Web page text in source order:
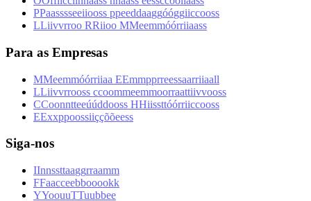
PPaasssseeiiooss ppeeddaaggóóggiiccooss
LLiivvrroo RRiioo MMeemmóórriiaass
Para as Empresas
MMeemmóórriiaa EEmmpprreessaarriiaall
LLiivvrrooss ccoommeemmoorraattiivvooss
CCoonntteeúúddooss HHiissttóórriiccooss
EExxppoossiiççõõeess
Siga-nos
IInnssttaaggrraamm
FFaacceebbooookk
YYoouuTTuubbee